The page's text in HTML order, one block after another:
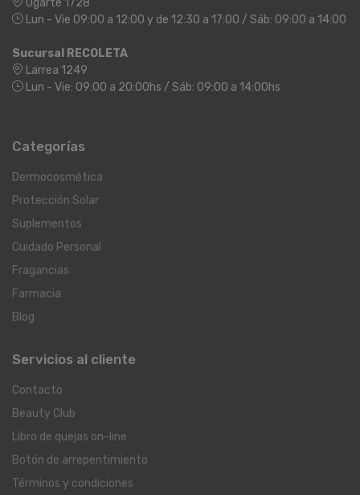
Ugarte 1728
Lun - Vie 09:00 a 12:00 y de 12:30 a 17:00 / Sáb: 09:00 a 14:00
Sucursal RECOLETA
Larrea 1249
Lun - Vie: 09:00 a 20:00hs / Sáb: 09:00 a 14:00hs
Categorías
Dermocosmética
Protección Solar
Suplementos
Cuidado Personal
Fragancias
Farmacia
Blog
Servicios al cliente
Contacto
Beauty Club
Libro de quejas on-line
Botón de arrepentimiento
Términos y condiciones